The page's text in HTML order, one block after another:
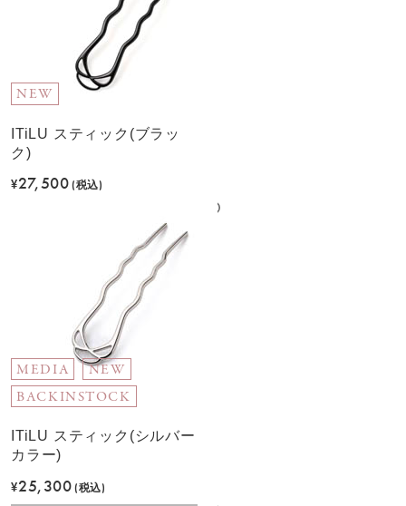
NEW
ITiLU スティック(ブラッ
ク)
¥27,500(税込)
MEDIA
NEW
BACKINSTOCK
ITiLU スティック(シルバー
カラー)
¥25,300(税込)